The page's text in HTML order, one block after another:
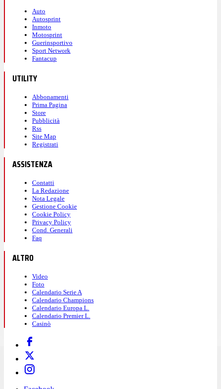
Auto
Autosprint
Inmoto
Motosprint
Guerinsportivo
Sport Network
Fantacup
UTILITY
Abbonamenti
Prima Pagina
Store
Pubblicità
Rss
Site Map
Registrati
ASSISTENZA
Contatti
La Redazione
Nota Legale
Gestione Cookie
Cookie Policy
Privacy Policy
Cond. Generali
Faq
ALTRO
Video
Foto
Calendario Serie A
Calendario Champions
Calendario Europa L.
Calendario Premier L.
Casinò